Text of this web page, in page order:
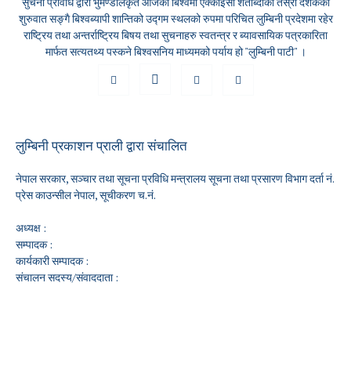
शुरुवात सङ्गै बिश्वब्यापी शान्तिको उद्गम स्थलको रुपमा परिचित लुम्बिनी प्रदेशमा रहेर
राष्ट्रिय तथा अन्तर्राष्ट्रिय बिषय तथा सुचनाहरु स्वतन्त्र र ब्यावसायिक पत्रकारिता
मार्फत सत्यतथ्य पस्कने बिश्वसनिय माध्यमको पर्याय हो "लुम्बिनी पाटी" ।
लुम्बिनी प्रकाशन प्राली द्वारा संचालित
नेपाल सरकार, सञ्चार तथा सूचना प्रविधि मन्त्रालय सूचना तथा प्रसारण विभाग दर्ता नं.
प्रेस काउन्सील नेपाल, सूचीकरण च.नं.
अध्यक्ष :
सम्पादक :
कार्यकारी सम्पादक :
संचालन सदस्य/संवाददाता :